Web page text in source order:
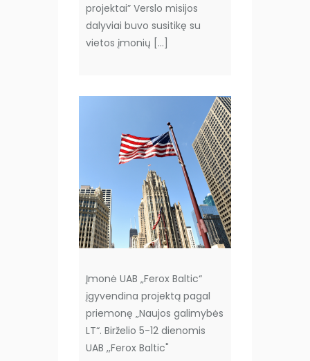
projektai” Verslo misijos
dalyviai buvo susitikę su
vietos įmonių […]
Įmonė UAB „Ferox Baltic“
įgyvendina projektą pagal
priemonę „Naujos galimybės
LT“. Birželio 5-12 dienomis
UAB ,,Ferox Baltic"